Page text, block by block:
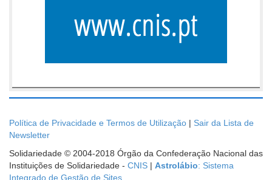
Política de Privacidade e Termos de Utilização | Sair da Lista de
Newsletter
Solidariedade © 2004-2018 Órgão da Confederação Nacional das
Instituições de Solidariedade - CNIS | Astrolábio: Sistema
Integrado de Gestão de Sites